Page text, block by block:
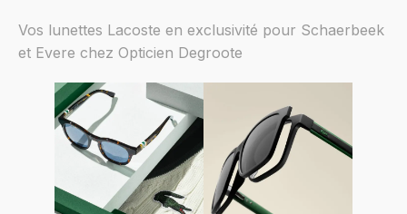
Vos lunettes Lacoste en exclusivité pour Schaerbeek
et Evere chez Opticien Degroote